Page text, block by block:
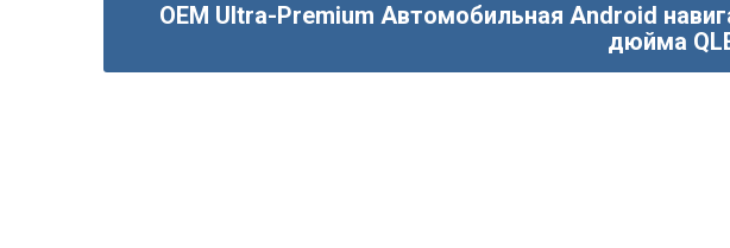
OEM Ultra-Premium Автомобильная Android
дюйма